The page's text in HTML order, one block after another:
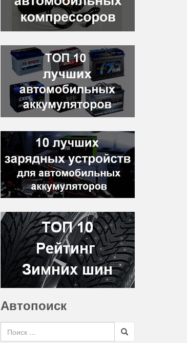
Автопоиск
Search for